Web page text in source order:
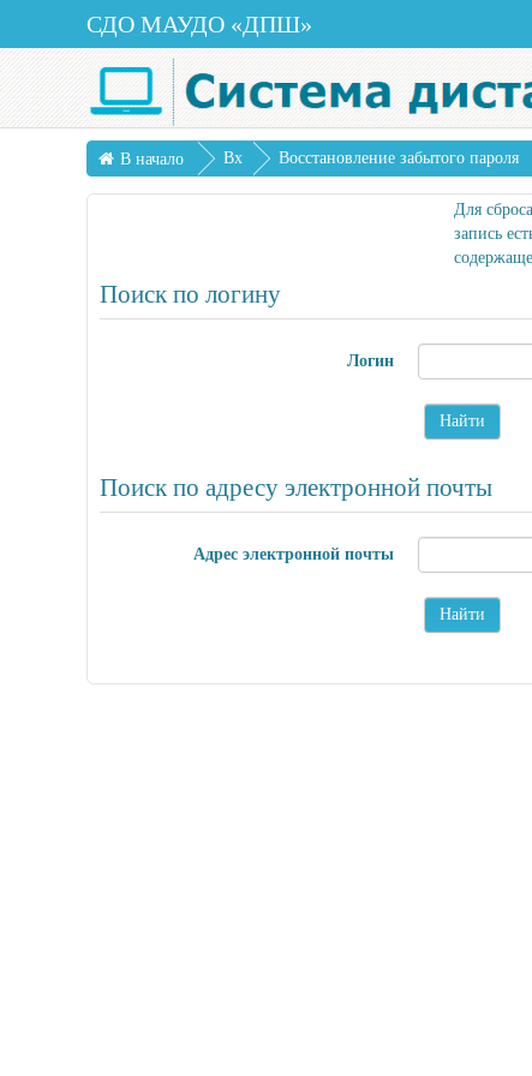
СДО МАУДО «ДПШ»
В начало
Вх
од
Восстановление забытого пароля
Для
запись
Поиск по логину
Логин
Поиск по адресу электронной почты
Адрес электронной почты